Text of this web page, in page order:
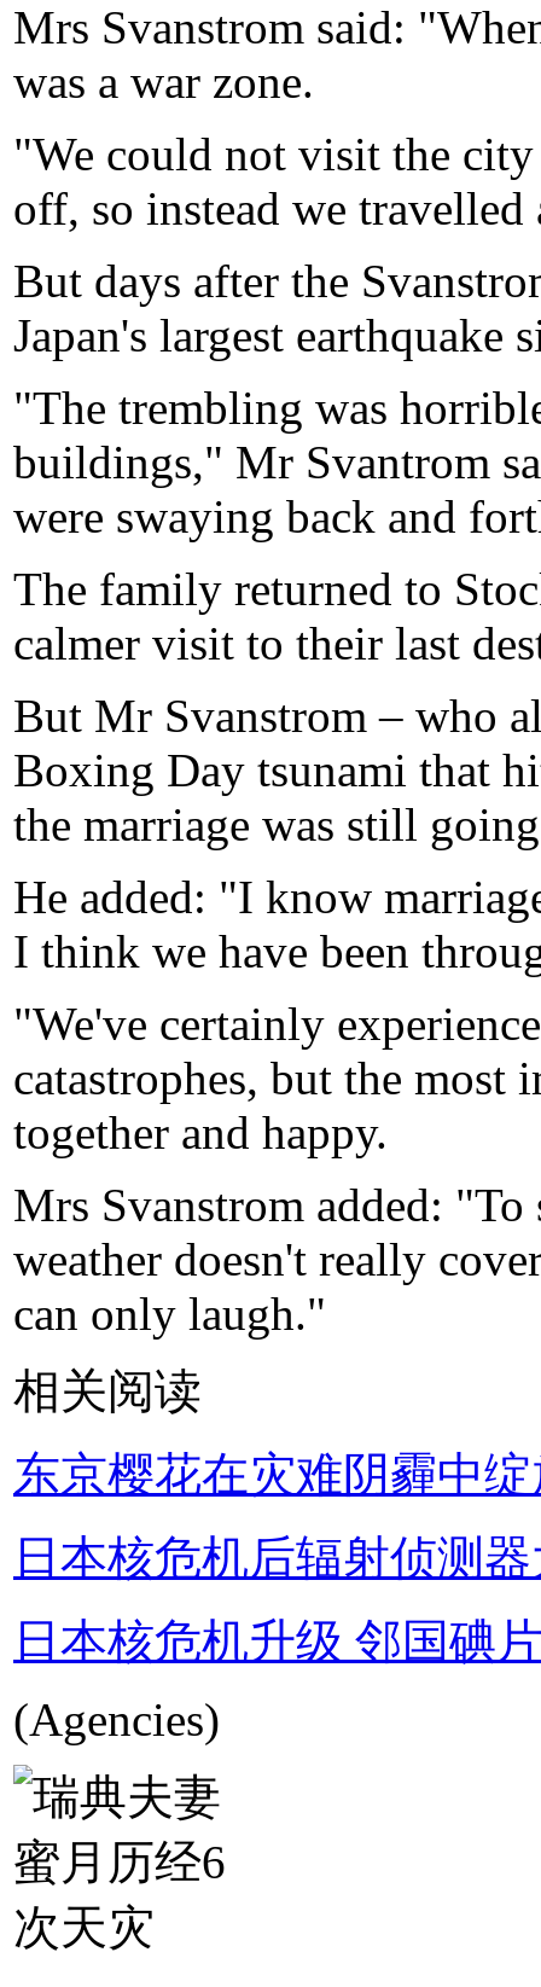
Mrs Svanstrom said:
was a war zone.
"We could not visit the
off, so instead we
But days after the
Japan's largest earthquake
"The trembling was
buildings," Mr Svantrom
were swaying back and
The family returned to
calmer visit to their last
But Mr Svanstrom – who
Boxing Day tsunami that
the marriage was still
He added: "I know
I think we have been
"We've certainly
catastrophes, but the most
together and happy.
Mrs Svanstrom added:
weather doesn't really
can only laugh."
相关阅读
东京樱花在灾难阴霾中
日本核危机后辐射侦测
日本核危机升级 邻国碘
(Agencies)